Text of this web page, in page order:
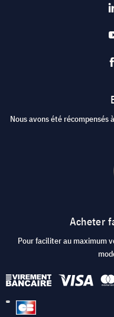
Nous avons été
Acheter
Pour faciliter au maximum